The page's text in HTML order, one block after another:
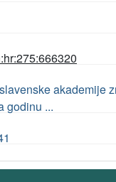
akademije
godinu ...